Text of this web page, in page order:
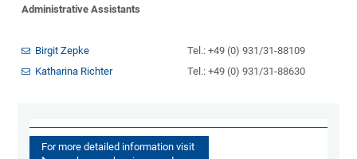
Administrative Assistants
Birgit Zepke
Tel.: +49 (0) 931/31-88109
Katharina Richter
Tel.: +49 (0) 931/31-88630
For more detailed information visit